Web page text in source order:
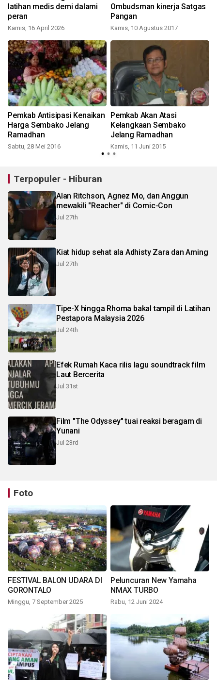
latihan medis demi dalami
peran
Kamis, 16 April 2026
Ombudsman kinerja Satgas
Pangan
Kamis, 10 Agustus 2017
Pemkab Antisipasi Kenaikan
Harga Sembako Jelang
Ramadhan
Sabtu, 28 Mei 2016
Pemkab Akan Atasi
Kelangkaan Sembako
Jelang Ramadhan
Kamis, 11 Juni 2015
Terpopuler - Hiburan
Alan Ritchson, Agnez Mo, dan Anggun
mewakili "Reacher" di Comic-Con
Jul 27th
Kiat hidup sehat ala Adhisty Zara dan Aming
Jul 27th
Tipe-X hingga Rhoma bakal tampil di Latihan
Pestapora Malaysia 2026
Jul 24th
Efek Rumah Kaca rilis lagu soundtrack film
Laut Bercerita
Jul 31st
Film "The Odyssey" tuai reaksi beragam di
Yunani
Jul 23rd
Foto
FESTIVAL BALON UDARA DI
GORONTALO
Minggu, 7 September 2025
Peluncuran New Yamaha
NMAX TURBO
Rabu, 12 Juni 2024